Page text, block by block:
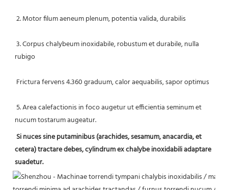
2. Motor filum aeneum plenum, potentia valida, durabilis
rubigo
Frictura fervens 4.360 graduum, calor aequabilis, sapor optimus
nucum tostarum augeatur.
Si nuces sine putaminibus (arachides, sesamum, anacardia, et
cetera) tractare debes, cylindrum ex chalybe inoxidabili adaptare
suadetur.